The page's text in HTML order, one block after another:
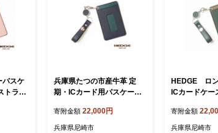
パスケ
トラッ
】
兵庫県たつの市産牛革 定
期・ICカード用パスケース
ー) HEDGE【1279704】
寄附金額 22,000円
兵庫県尼崎市
HEDGE ロ
ICカードケー
【1279695】
寄附金額
兵庫県尼崎市